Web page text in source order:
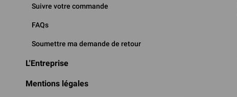
Suivre votre commande
FAQs
Soumettre ma demande de retour
L'Entreprise
Mentions légales